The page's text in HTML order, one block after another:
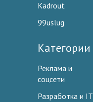
Kadrout
99uslug
Категории
Реклама и
соцсети
Разработка и IT